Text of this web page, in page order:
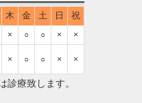
木 金 土 日
祝
× ○ ○ × ×
× ○ ○ × ×
療致します。